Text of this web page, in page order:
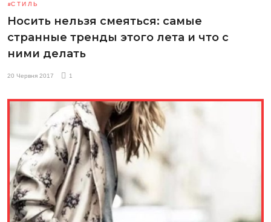
СТИЛЬ
Носить нельзя смеяться: самые
странные тренды этого лета и что с
ними делать
20 Червня 2017 1